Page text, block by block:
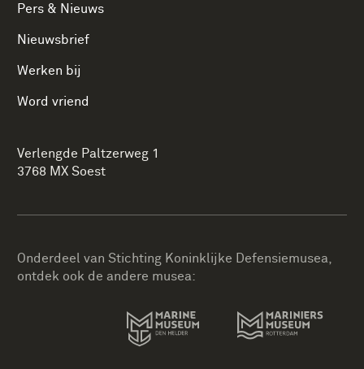
Pers & Nieuws
Nieuwsbrief
Werken bij
Word vriend
Verlengde Paltzerweg 1
3768 MX Soest
Onderdeel van Stichting Koninklijke Defensiemusea,
ontdek ook de andere musea: